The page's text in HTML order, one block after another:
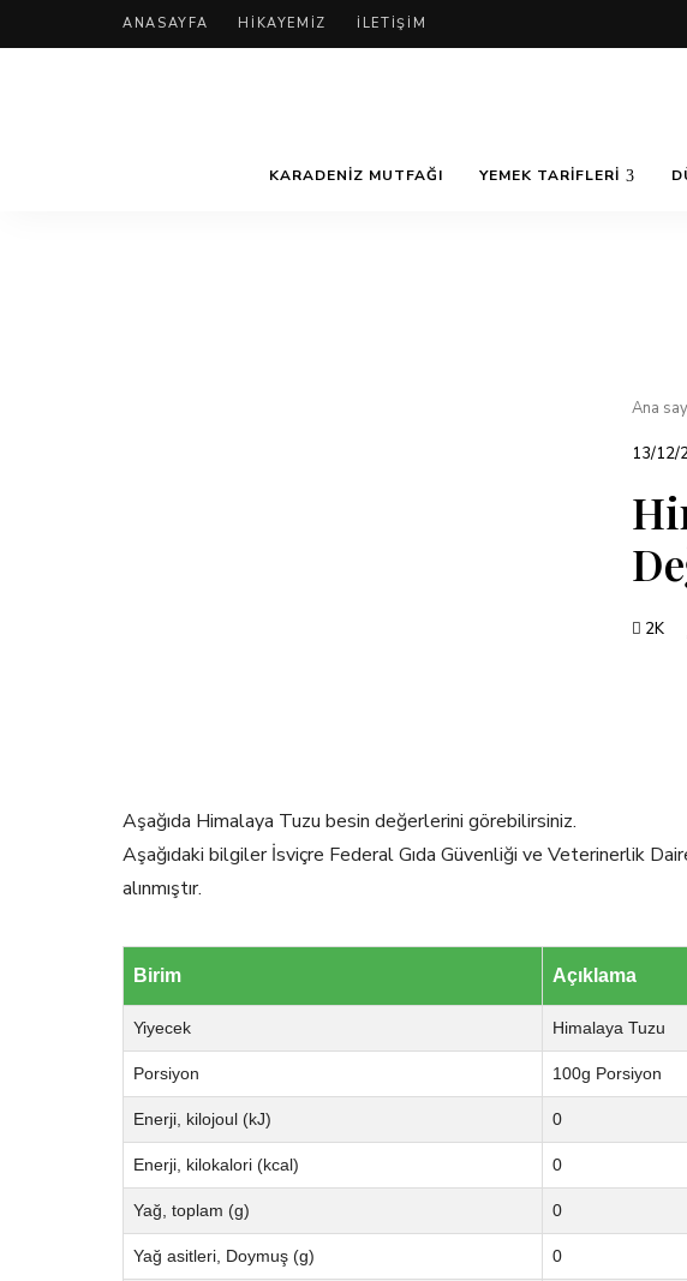
ANASAYFA HIKAYEMIZ İLETIŞIM
KARADENIZ MUTFAĞI YEMEK TARIFLERI
Ana
13/12/
2K
Aşağıda Himalaya Tuzu besin değerlerini görebilirsiniz.
Aşağıdaki bilgiler İsviçre Federal Gıda Güvenliği ve Veterinerlik
alınmıştır.
Birim Açıklama
Yiyecek Himalaya Tuzu
Porsiyon 100g Porsiyon
Enerji, kilojoul (kJ) 0
Enerji, kilokalori (kcal) 0
Yağ, toplam (g) 0
Yağ asitleri, Doymuş (g) 0